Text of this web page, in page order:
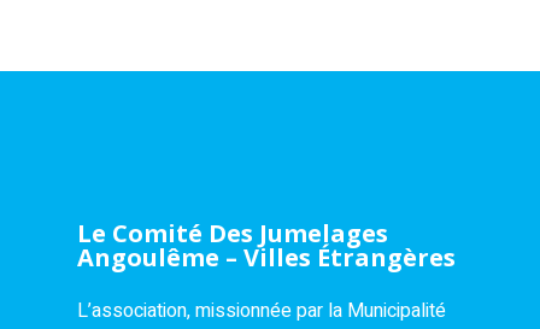
Le Comité Des Jumelages
Angoulême – Villes Étrangères
L’association, missionnée par la Municipalité